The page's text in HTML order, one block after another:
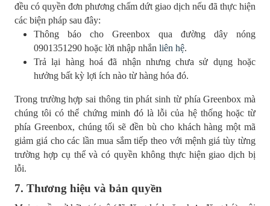
đều có quyền đơn phương chấm dứt giao dịch nếu đã thực hiện
các biện pháp sau đây:
Thông báo cho Greenbox qua đường dây nóng
0901351290 hoặc lời nhập nhắn liên hệ.
Trả lại hàng hoá đã nhận nhưng chưa sử dụng hoặc
hưởng bất kỳ lợi ích nào từ hàng hóa đó.
Trong trường hợp sai thông tin phát sinh từ phía Greenbox mà
chúng tôi có thể chứng minh đó là lỗi của hệ thống hoặc từ
phía Greenbox, chúng tối sẽ đền bù cho khách hàng một mã
giảm giá cho các lần mua sắm tiếp theo với mệnh giá tùy từng
trường hợp cụ thể và có quyền không thực hiện giao dịch bị
lỗi.
7. Thương hiệu và bản quyền